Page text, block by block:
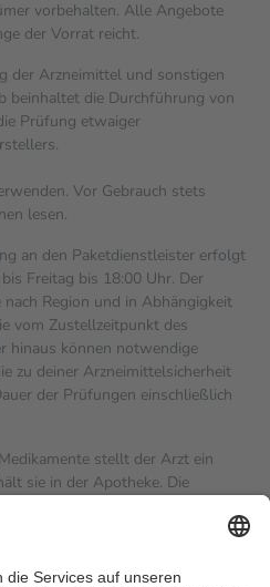
vorbehalten. Alle Angebote
der Vorrat reicht.
der Arzneimittel und sonstigen
beinhaltet die Durchführung von
Prüfung etwaiger
Vor Gebrauch stets
lesen.
an den Paketdienstleister erfolgt
Freitag bis 18:00 Uhr. Der
Region und in Abhängigkeit
vom Zustellzeitpunkt des
hinaus können notwendige
zu deiner Arzneimittelsicherheit
der Prüfungen einschließlich
stellt der Arzt ein
sie in der Apotheke. Die
einen Teil davon als Zuzahlung
in Höhe von zehn